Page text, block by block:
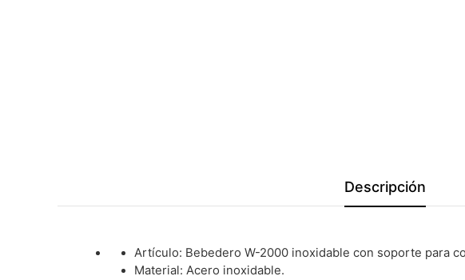
Descripción
Artículo: Bebedero W-2000 inoxidable con soporte para
Material: Acero inoxidable.